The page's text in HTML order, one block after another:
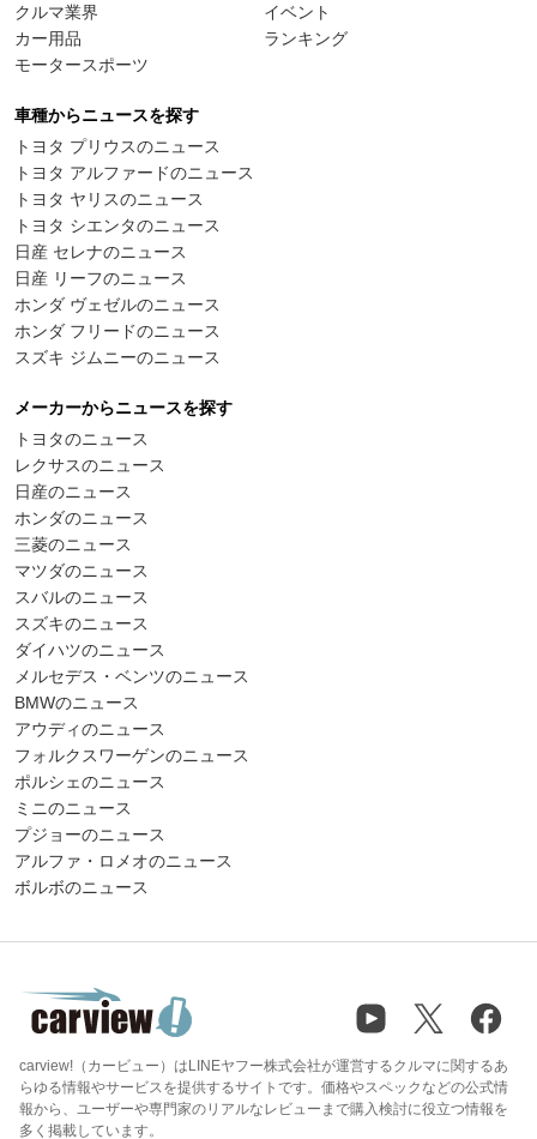
クルマ業界
カー用品
モータースポーツ
イベント
ランキング
車種からニュースを探す
トヨタ プリウスのニュース
トヨタ アルファードのニュース
トヨタ ヤリスのニュース
トヨタ シエンタのニュース
日産 セレナのニュース
日産 リーフのニュース
ホンダ ヴェゼルのニュース
ホンダ フリードのニュース
スズキ ジムニーのニュース
メーカーからニュースを探す
トヨタのニュース
レクサスのニュース
日産のニュース
ホンダのニュース
三菱のニュース
マツダのニュース
スバルのニュース
スズキのニュース
ダイハツのニュース
メルセデス・ベンツのニュース
BMWのニュース
アウディのニュース
フォルクスワーゲンのニュース
ポルシェのニュース
ミニのニュース
プジョーのニュース
アルファ・ロメオのニュース
ボルボのニュース
carview!（カービュー）はLINEヤフー株式会社が運営するクルマに関するあ
らゆる情報やサービスを提供するサイトです。価格やスペックなどの公式情
報から、ユーザーや専門家のリアルなレビューまで購入検討に役立つ情報を
多く掲載しています。